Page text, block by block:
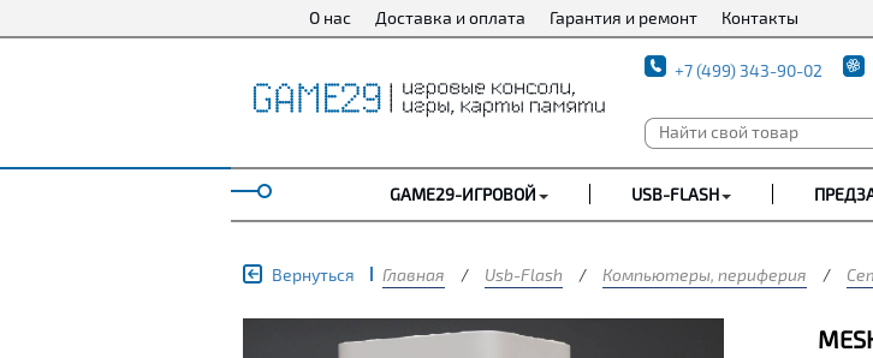
О нас Доставка и оплата Гарантия и ремонт Контакты
+7 (499) 343-90-02
GAME29-ИГРОВОЙ USB-FLASH
Вернуться Главная / Usb-Flash / Компьютеры, периферия /